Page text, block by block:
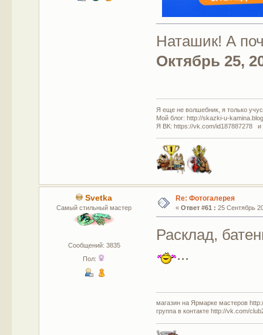
Наташик! А
Октябрь 25,
Я еще не волшебник, я только
Мой блог: http://skazki-u-
Я ВК: https://vk.com/id187887278 и
Svetka
Самый стильный мастер
Сообщений: 3835
Пол:
Re: Фотогалерея
« Ответ #61 : 25 Сентябрь
Расклад,
...
магазин на Ярмарке мастеров
группа в контакте http://vk.com/